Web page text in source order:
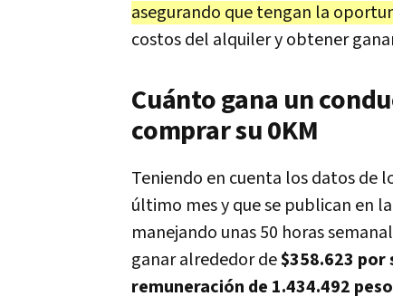
asegurando que tengan la
costos del alquiler y obtener
Cuánto gana un
comprar su 0KM
Teniendo en cuenta los datos de
último mes y que se publican en
manejando unas 50 horas
ganar alrededor de$358.623 por
remuneración de 1.434.492